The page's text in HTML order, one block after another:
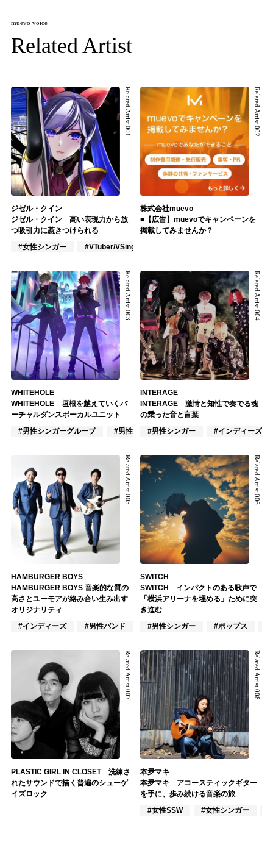
muevo voice
Related Artist
Related Artist 001
ジゼル・クイン
ジゼル・クイン 高い表現力から放
つ吸引力に惹きつけられる
#女性シンガー
#VTuber/VSinger
Related Artist 002
株式会社muevo
■【広告】muevoでキャンペーンを
掲載してみませんか？
Related Artist 003
WHITEHOLE
WHITEHOLE 垣根を越えていくバ
ーチャルダンスボーカルユニット
#男性シンガーグループ
#男性ユニット #VTuber/VSinger
Related Artist 004
INTERAGE
INTERAGE 激情と知性で奏でる魂
の乗った音と言葉
#男性シンガー
#インディーズ
Related Artist 005
HAMBURGER BOYS
HAMBURGER BOYS 音楽的な質の
高さとユーモアが絡み合い生み出す
オリジナリティ
#インディーズ
#男性バンド #ポップス
Related Artist 006
SWITCH
SWITCH インパクトのある歌声で
「横浜アリーナを埋める」ために突
き進む
#男性シンガー
#ポップス
Related Artist 007
PLASTIC GIRL IN CLOSET 洗練さ
れたサウンドで描く普遍のシューゲ
イズロック
Related Artist 008
本夛マキ
本夛マキ アコースティックギター
を手に、歩み続ける音楽の旅
#女性SSW
#女性シンガー